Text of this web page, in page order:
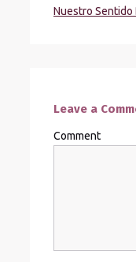
Nuestro Sentido
Leave a
Comment